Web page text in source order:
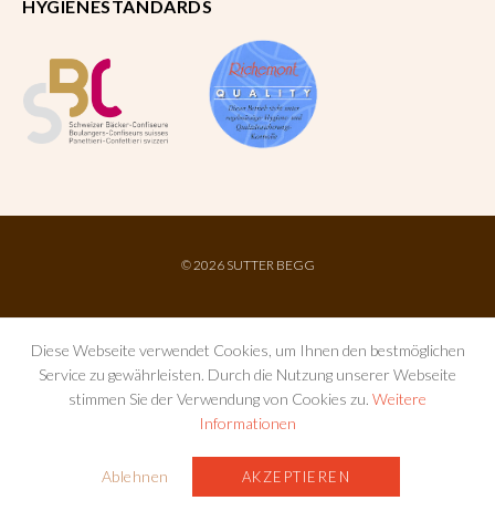
HYGIENESTANDARDS
©2026 SUTTER BEGG
Diese Webseite verwendet Cookies, um Ihnen den bestmöglichen
Service zu gewährleisten. Durch die Nutzung unserer Webseite
stimmen Sie der Verwendung von Cookies zu. Weitere
Informationen
Ablehnen AKZEPTIEREN